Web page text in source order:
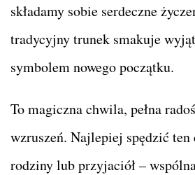
składamy sobie serdeczne
tradycyjny trunek smakuje
symbolem nowego początku.
To magiczna chwila, pełna
wzruszeń. Najlepiej spędzić ten
rodziny lub przyjaciół –